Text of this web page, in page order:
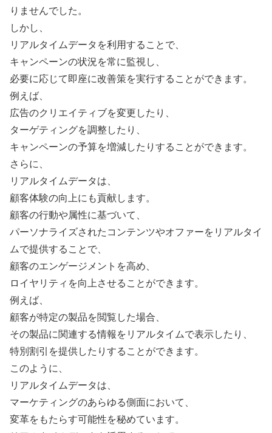
りませんでした。
しかし、
リアルタイムデータを利用することで、
キャンペーンの状況を常に監視し、
必要に応じて即座に改善策を実行することができます。
例えば、
広告のクリエイティブを変更したり、
ターゲティングを調整したり、
キャンペーンの予算を増減したりすることができます。
さらに、
リアルタイムデータは、
顧客体験の向上にも貢献します。
顧客の行動や属性に基づいて、
パーソナライズされたコンテンツやオファーをリアルタイ
ムで提供することで、
顧客のエンゲージメントを高め、
ロイヤリティを向上させることができます。
例えば、
顧客が特定の製品を閲覧した場合、
その製品に関連する情報をリアルタイムで表示したり、
特別割引を提供したりすることができます。
このように、
リアルタイムデータは、
マーケティングのあらゆる側面において、
変革をもたらす可能性を秘めています。